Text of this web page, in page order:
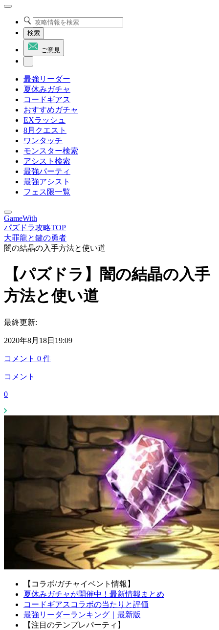
検索
ご意見
最強リーダー
夏休みガチャ
コードギアス
おすすめガチャ
EXラッシュ
8月クエスト
ワンタッチ
モンスター検索
アシスト検索
最強パーティ
最強アシスト
フェス限一覧
GameWith
パズドラ攻略TOP
大罪龍と鍵の勇者
闇の結晶の入手方法と使い道
【パズドラ】闇の結晶の入手
方法と使い道
最終更新:
2020年8月18日19:09
コメント 0 件
コメント
0
【コラボ/ガチャイベント情報】
夏休みガチャが開催中！最新情報まとめ
コードギアスコラボの当たりと評価
最強リーダーランキング｜最新版
【注目のテンプレパーティ】